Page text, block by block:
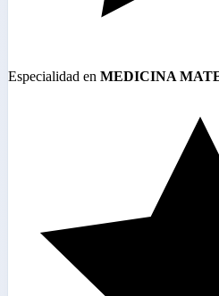
Especialidad en MEDICINA